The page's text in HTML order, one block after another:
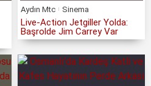
Aydın Mtc Sinema
Live-Action Jetgiller Yolda:
Başrolde Jim Carrey Var